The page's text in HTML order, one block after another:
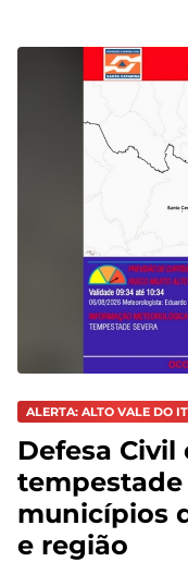
ALERTA: ALTO VALE DO
Defesa
tempestade
municípios
e região